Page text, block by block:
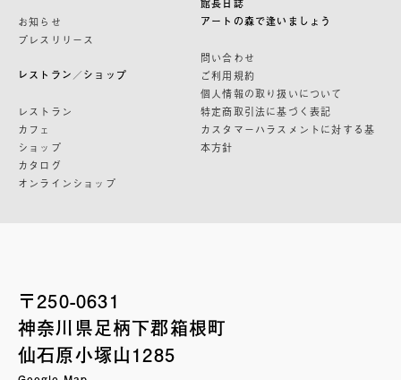
お知らせ
プレスリリース
レストラン／ショップ
レストラン
カフェ
ショップ
カタログ
オンラインショップ
館長日誌
アートの森で逢いましょう
問い合わせ
ご利用規約
個人情報の取り扱いについて
特定商取引法に基づく表記
カスタマーハラスメントに対する基
本方針
〒250-0631
神奈川県足柄下郡箱根町
仙石原小塚山1285